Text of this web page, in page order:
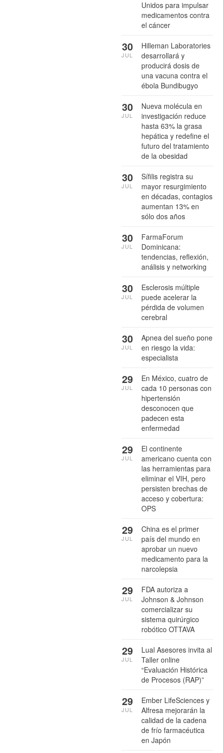
Unidos para impulsar
medicamentos contra
el cáncer
Hilleman Laboratories
desarrollará y
producirá dosis de
una vacuna contra el
ébola Bundibugyo
30
JUL
Nueva molécula en
investigación reduce
hasta 63% la grasa
hepática y redefine el
futuro del tratamiento
de la obesidad
30
JUL
Sífilis registra su
mayor resurgimiento
en décadas, contagios
aumentan 13% en
sólo dos años
30
JUL
FarmaForum
Dominicana:
tendencias, reflexión,
análisis y networking
30
JUL
Esclerosis múltiple
puede acelerar la
pérdida de volumen
cerebral
30
JUL
Apnea del sueño pone
en riesgo la vida:
especialista
30
JUL
En México, cuatro de
cada 10 personas con
hipertensión
desconocen que
padecen esta
enfermedad
29
JUL
El continente
americano cuenta con
las herramientas para
eliminar el VIH, pero
persisten brechas de
acceso y cobertura:
OPS
29
JUL
China es el primer
país del mundo en
aprobar un nuevo
medicamento para la
narcolepsia
29
JUL
FDA autoriza a
Johnson & Johnson
comercializar su
sistema quirúrgico
robótico OTTAVA
29
JUL
Lual Asesores invita al
Taller online
“Evaluación Histórica
de Procesos (RAP)”
29
JUL
Ember LifeSciences y
Alfresa mejorarán la
calidad de la cadena
de frío farmacéutica
en Japón
29
JUL